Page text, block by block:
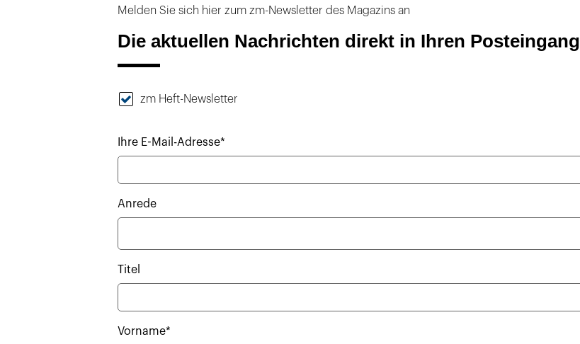
Melden Sie sich hier zum zm-Newsletter des Magazins an
Die aktuellen Nachrichten direkt in Ihren Posteingang
zm Heft-Newsletter
Ihre E-Mail-Adresse*
Anrede
Titel
Vorname*